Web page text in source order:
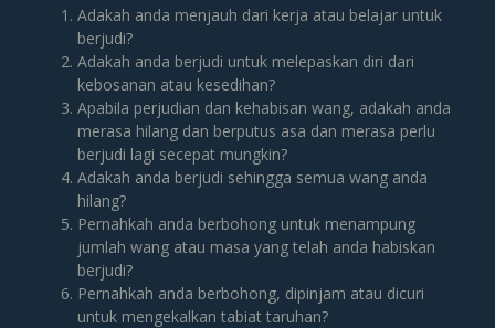
Adakah anda menjauh dari kerja atau belajar untuk
berjudi?
Adakah anda berjudi untuk melepaskan diri dari
kebosanan atau kesedihan?
Apabila perjudian dan kehabisan wang, adakah anda
merasa hilang dan berputus asa dan merasa perlu
berjudi lagi secepat mungkin?
Adakah anda berjudi sehingga semua wang anda
hilang?
Pernahkah anda berbohong untuk menampung
jumlah wang atau masa yang telah anda habiskan
berjudi?
Pernahkah anda berbohong, dipinjam atau dicuri
untuk mengekalkan tabiat taruhan?